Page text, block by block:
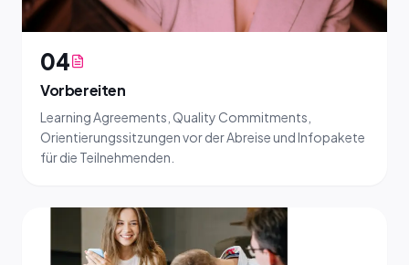
04
Vorbereiten
Learning Agreements, Quality Commitments,
Orientierungssitzungen vor der Abreise und Infopakete
für die Teilnehmenden.